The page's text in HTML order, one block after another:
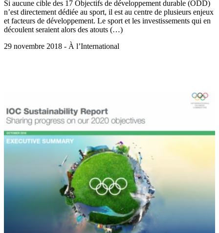
Si aucune cible des 17 Objectifs de développement durable (ODD)
n’est directement dédiée au sport, il est au centre de plusieurs enjeux
et facteurs de développement. Le sport et les investissements qui en
découlent seraient alors des atouts (…)
29 novembre 2018 - À l’International